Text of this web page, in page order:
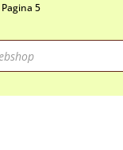
Pagina 5